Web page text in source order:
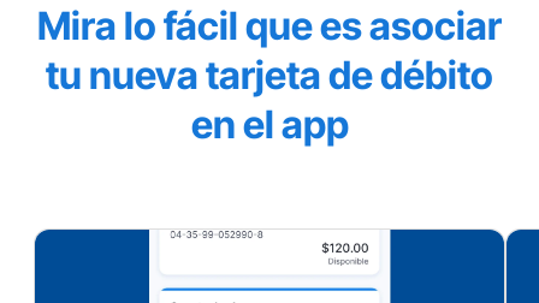
Mira lo fácil que es asociar
tu nueva tarjeta de débito
en el app